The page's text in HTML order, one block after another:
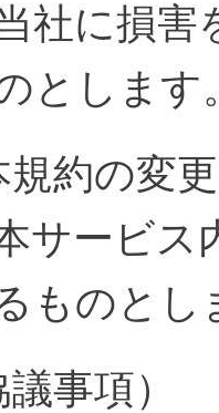
社に損害
とします
規約の変
サービス
ものとし
事項）